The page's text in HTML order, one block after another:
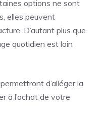
options ne sont
elles peuvent
D’autant plus que
quotidien est loin
d’alléger la
à l’achat de votre